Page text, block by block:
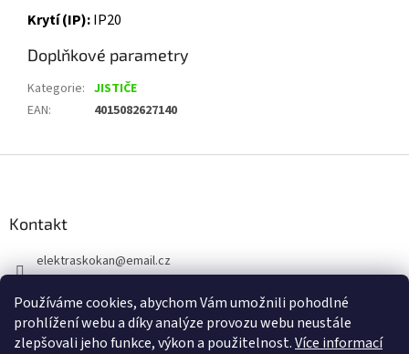
Používáme cookies, abychom Vám umožnili pohodlné
prohlížení webu a díky analýze provozu webu neustále
zlepšovali jeho funkce, výkon a použitelnost.Více informací
Krytí (IP):IP20
Doplňkové parametry
Kategorie: JISTIČE
EAN: 4015082627140
Kontakt
elektraskokan@email.cz
+420 737 802 398